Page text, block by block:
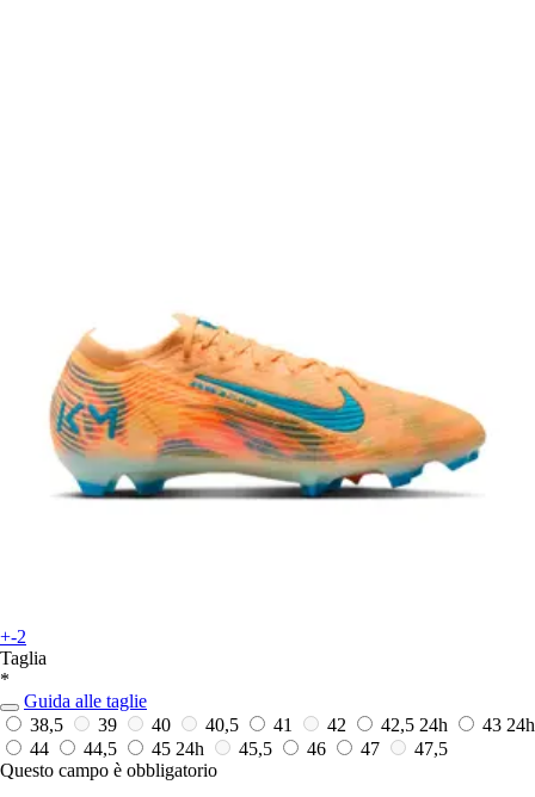
+-2
Taglia
*
Guida alle taglie
38,5
39 40 40,5 41 42 42,5 24h 43 24h
44
44,5 45 24h 45,5 46 47
47,5
Questo campo è obbligatorio